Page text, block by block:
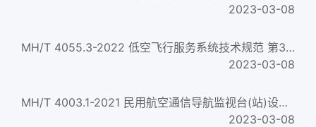
2023-03-08
MH/T 4055.3-2022 低空飞行服务系统技术规范 第3部分：测试方法
2023-03-08
MH/T 4003.1-2021 民用航空通信导航监视台(站)设置场地规范 第1部分：导航
2023-03-08